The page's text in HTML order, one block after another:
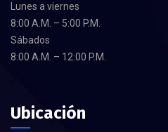
Lunes a viernes
8:00 A.M. – 5:00 P.M.
Sábados
8:00 A.M. – 12:00 P.M.
Ubicación